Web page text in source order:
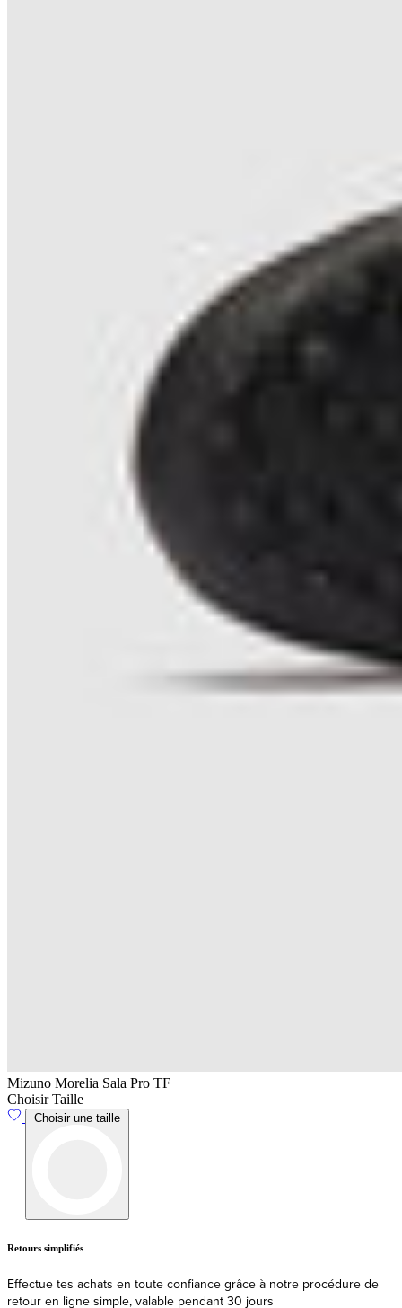
Mizuno Morelia Sala Pro TF
Choisir Taille
Choisir une taille
Livraison
Expédition et livraison rapides depuis l'UE